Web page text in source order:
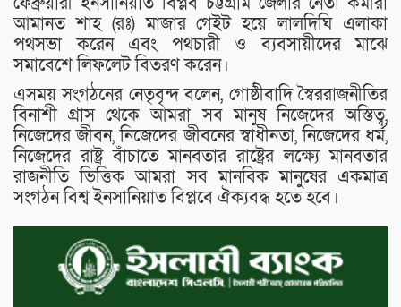
আমানত শাহ (রঃ) মাজার গেইট হয়ে লালদিঘি এলাকা
পথসভা করেন এবং পথচারী ও ব্যবসায়ীদের মাঝে
সমাবেশে লিফলেট বিতরণ করেন।
এসময় সংগঠনের নেতৃবৃন্দ বলেন, গোষ্ঠীবাদি স্বৈররাজনীতির
বিনাশী গ্রাস থেকে আমরা সব মানুষ নিজেদের অস্তিত্ব,
নিজেদের জীবন, নিজেদের জীবনের স্বাধীনতা, নিজেদের ধর্ম,
নিজেদের রাষ্ট্র বাঁচাতে মানবতার রাষ্ট্রের লক্ষ্যে মানবতার
রাজনীতি ভিত্তিক আমরা সব মানবিক মানুষের একমাত্র
সংগঠন বিশ্ব ইনসানিয়াত বিপ্লবে ঐক্যবদ্ধ হতে হবে।